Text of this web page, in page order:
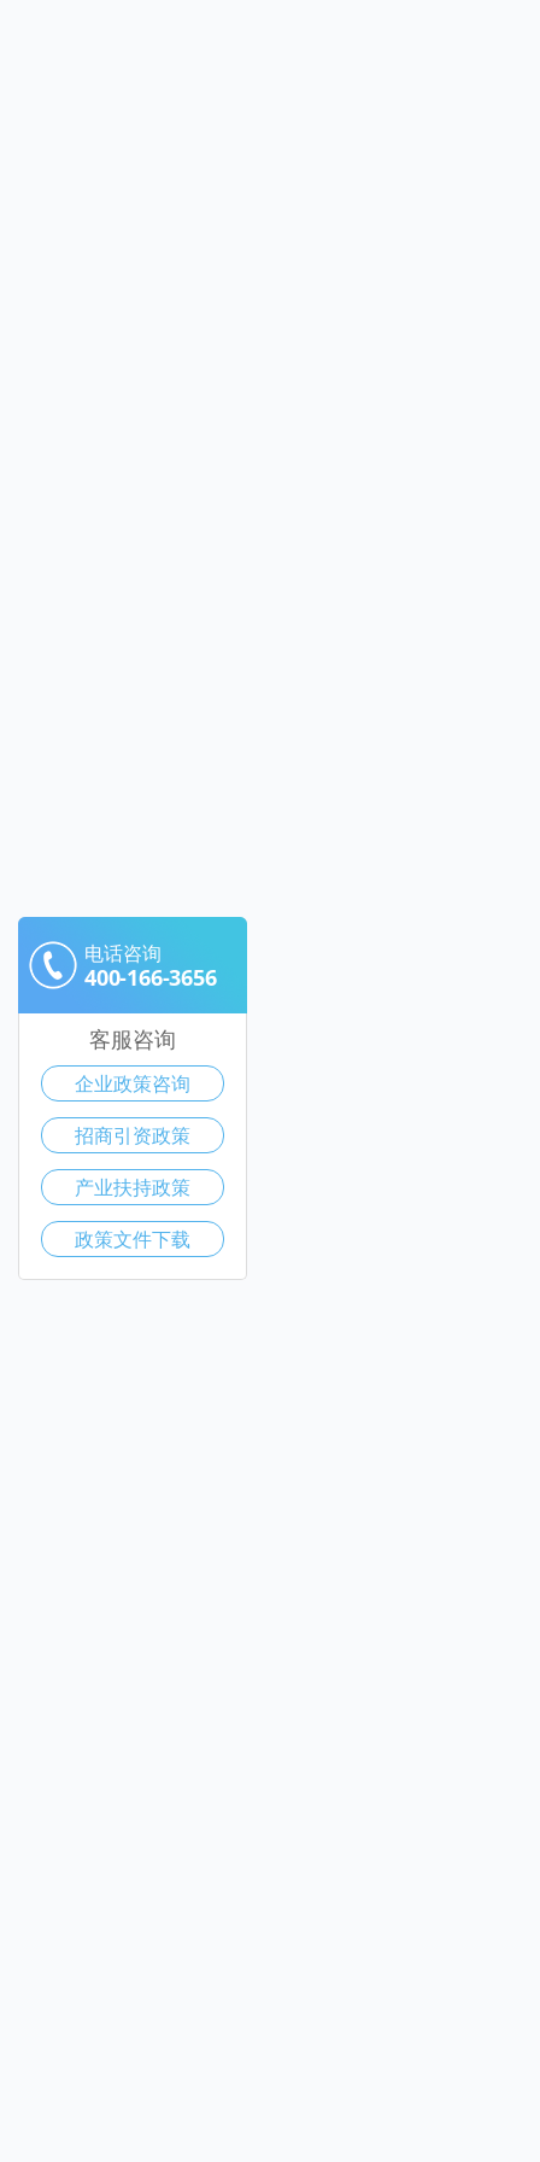
电话咨询
400-166-3656
客服咨询
企业政策咨询
招商引资政策
产业扶持政策
政策文件下载